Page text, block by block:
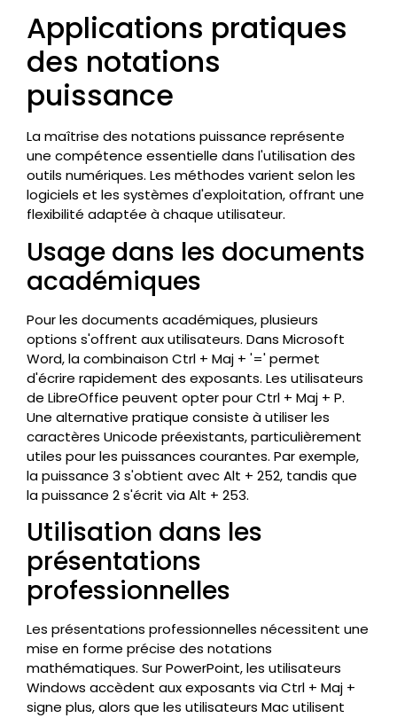
Applications pratiques
des notations
puissance
La maîtrise des notations puissance représente
une compétence essentielle dans l'utilisation des
outils numériques. Les méthodes varient selon les
logiciels et les systèmes d'exploitation, offrant une
flexibilité adaptée à chaque utilisateur.
Usage dans les documents
académiques
Pour les documents académiques, plusieurs
options s'offrent aux utilisateurs. Dans Microsoft
Word, la combinaison Ctrl + Maj + '=' permet
d'écrire rapidement des exposants. Les utilisateurs
de LibreOffice peuvent opter pour Ctrl + Maj + P.
Une alternative pratique consiste à utiliser les
caractères Unicode préexistants, particulièrement
utiles pour les puissances courantes. Par exemple,
la puissance 3 s'obtient avec Alt + 252, tandis que
la puissance 2 s'écrit via Alt + 253.
Utilisation dans les
présentations
professionnelles
Les présentations professionnelles nécessitent une
mise en forme précise des notations
mathématiques. Sur PowerPoint, les utilisateurs
Windows accèdent aux exposants via Ctrl + Maj +
signe plus, alors que les utilisateurs Mac utilisent